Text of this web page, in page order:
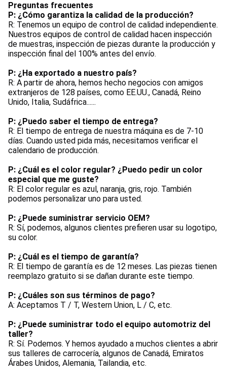
Preguntas frecuentes
P: ¿Cómo garantiza la calidad de la producción?
R: Tenemos un equipo de control de calidad independiente.
Nuestros equipos de control de calidad hacen inspección
de muestras, inspección de piezas durante la producción y
inspección final del 100% antes del envío.
P: ¿Ha exportado a nuestro país?
R: A partir de ahora, hemos hecho negocios con amigos
extranjeros de 128 países, como EE.UU., Canadá, Reino
Unido, Italia, Sudáfrica......
P: ¿Puedo saber el tiempo de entrega?
R: El tiempo de entrega de nuestra máquina es de 7-10
días. Cuando usted pida más, necesitamos verificar el
calendario de producción.
P: ¿Cuál es el color regular? ¿Puedo pedir un color
especial que me guste?
R: El color regular es azul, naranja, gris, rojo. También
podemos personalizar uno para usted.
P: ¿Puede suministrar servicio OEM?
R: Sí, podemos, algunos clientes prefieren usar su logotipo,
su color.
P: ¿Cuál es el tiempo de garantía?
R: El tiempo de garantía es de 12 meses. Las piezas tienen
reemplazo gratuito si se dañan durante este tiempo.
P: ¿Cuáles son sus términos de pago?
A: Aceptamos T / T, Western Union, L / C, etc.
P: ¿Puede suministrar todo el equipo automotriz del
taller?
R: Sí. Podemos. Y hemos ayudado a muchos clientes a abrir
sus talleres de carrocería, algunos de Canadá, Emiratos
Árabes Unidos, Alemania, Tailandia, etc.